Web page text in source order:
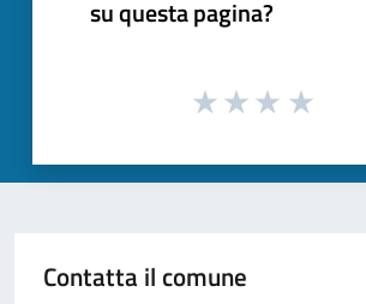
su questa pagina?
Contatta il comune